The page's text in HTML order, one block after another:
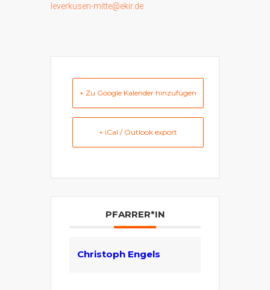
leverkusen-mitte@ekir.de
+ Zu Google Kalender hinzufügen
+ iCal / Outlook export
PFARRER*IN
Christoph Engels